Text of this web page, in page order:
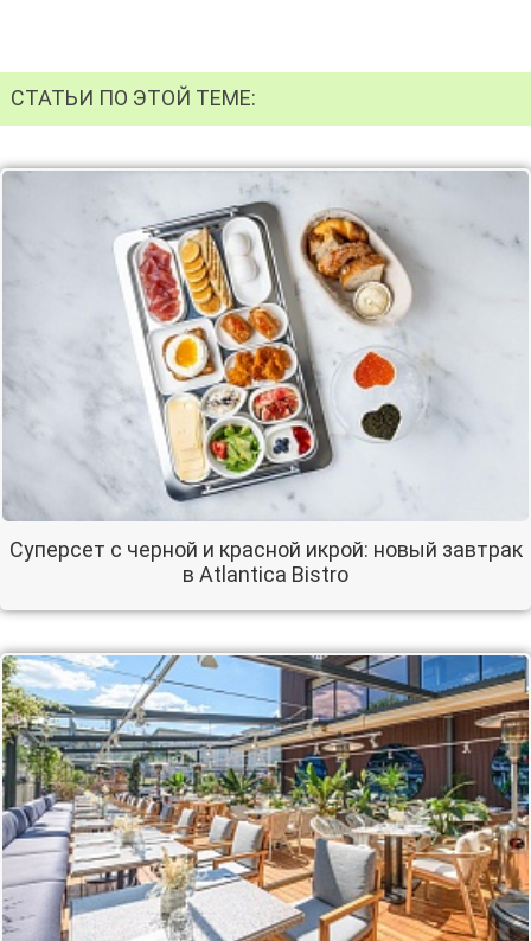
СТАТЬИ ПО ЭТОЙ ТЕМЕ:
Суперсет с черной и красной икрой: новый завтрак
в Atlantica Bistro